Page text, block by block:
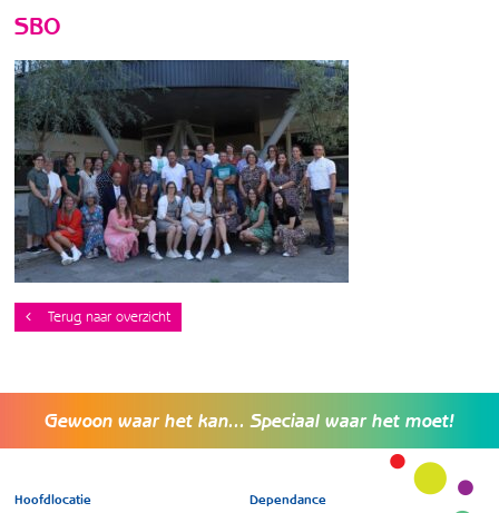
SBO
Terug naar overzicht
Gewoon waar het kan... Speciaal waar het moet!
Hoofdlocatie Dependance